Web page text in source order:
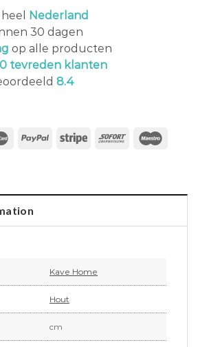
Nederland
30 dagen
op alle producten
tevreden klanten
8.4
Kave Home
Hout
cm